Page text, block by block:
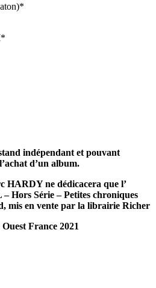
indépendant et pouvant
d’un album.
HARDY ne dédicacera que l’
Hors Série – Petites chroniques
mis en vente par la librairie Richer
France 2021